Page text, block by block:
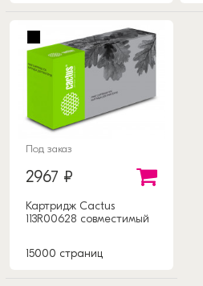
Под заказ
2967 ₽
Картридж Cactus
113R00628 совместимый
15000 страниц